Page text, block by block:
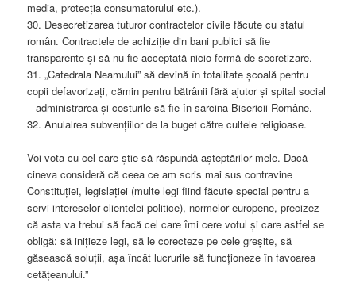
media, protecția consumatorului etc.).
30. Desecretizarea tuturor contractelor civile făcute cu statul
român. Contractele de achiziție din bani publici să fie
transparente și să nu fie acceptată nicio formă de secretizare.
31. „Catedrala Neamului” să devină în totalitate școală pentru
copii defavorizați, cămin pentru bătrânii fără ajutor și spital social
– administrarea și costurile să fie în sarcina Bisericii Române.
32. Anulalrea subvențiilor de la buget către cultele religioase.
Voi vota cu cel care știe să răspundă așteptărilor mele. Dacă
cineva consideră că ceea ce am scris mai sus contravine
Constituției, legislației (multe legi fiind făcute special pentru a
servi intereselor clientelei politice), normelor europene, precizez
că asta va trebui să facă cel care îmi cere votul și care astfel se
obligă: să inițieze legi, să le corecteze pe cele greșite, să
găsească soluții, așa încât lucrurile să funcționeze în favoarea
cetățeanului.”